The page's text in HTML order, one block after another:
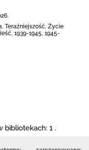
Teraźniejszość, Życie
1939-1945, 1945-
bibliotekach: 1 .